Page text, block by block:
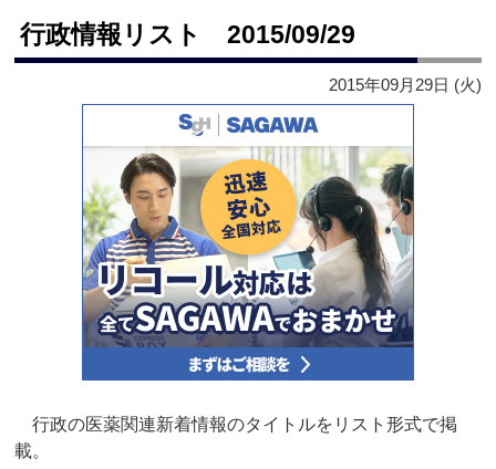
行政情報リスト 2015/09/29
2015年09月29日 (火)
行政の医薬関連新着情報のタイトルをリスト形式で掲
載。